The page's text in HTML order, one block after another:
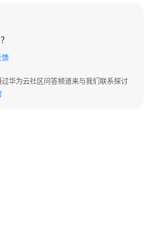
馈
华为云社区问答频道来与我们联系探讨